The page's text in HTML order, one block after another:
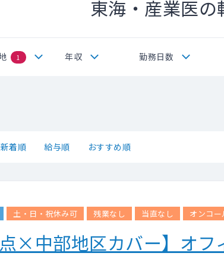
東海・産業医
1 年収 勤務日数
新着順 給与順 おすすめ順
土・日・祝休み可 残業なし 当直なし オンコー
点×中部地区カバー】オ